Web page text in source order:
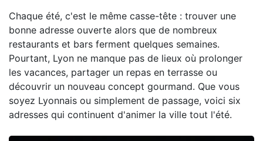
Chaque été, c'est le même casse-tête : trouver une
bonne adresse ouverte alors que de nombreux
restaurants et bars ferment quelques semaines.
Pourtant, Lyon ne manque pas de lieux où prolonger
les vacances, partager un repas en terrasse ou
découvrir un nouveau concept gourmand. Que vous
soyez Lyonnais ou simplement de passage, voici six
adresses qui continuent d'animer la ville tout l'été.